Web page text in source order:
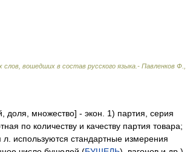
слов, вошедших в состав русского языка.- Павленков Ф.
доля, множество] - экон. 1) партия, серия
по количеству и качеству партия товара;
используются стандартные измерения